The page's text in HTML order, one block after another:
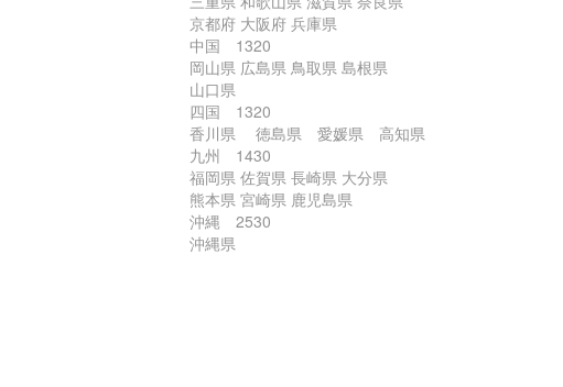
京都府 大阪府 兵庫県
中国 1320
岡山県 広島県 鳥取県 島根県
山口県
四国 1320
香川県 徳島県 愛媛県 高知県
九州 1430
福岡県 佐賀県 長崎県 大分県
熊本県 宮崎県 鹿児島県
沖縄 2530
沖縄県